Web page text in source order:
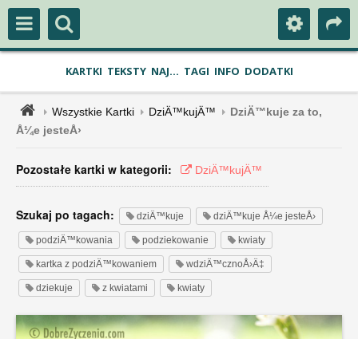
KARTKI TEKSTY NAJ... TAGI INFO DODATKI
Wszystkie Kartki DziÄ™kujÄ™
DziÄ™kuje za to,
Å¼e jesteÅ›
Pozostałe kartki w kategorii: DziÄ™kujÄ™
Szukaj po tagach: dziÄ™kuje dziÄ™kuje Å¼e jesteÅ›
podziÄ™kowania podziekowanie kwiaty
kartka z podziÄ™kowaniem wdziÄ™cznoÅ›Ä‡
dziekuje z kwiatami kwiaty